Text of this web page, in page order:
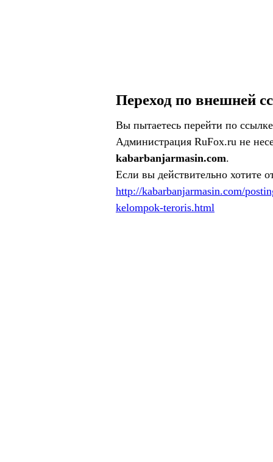
Переход по внешней
Вы пытаетесь перейти по
Администрация RuFox.ru не
kabarbanjarmasin.com.
Если вы действительно хотите
http://kabarbanjarmasin.com/
kelompok-teroris.html